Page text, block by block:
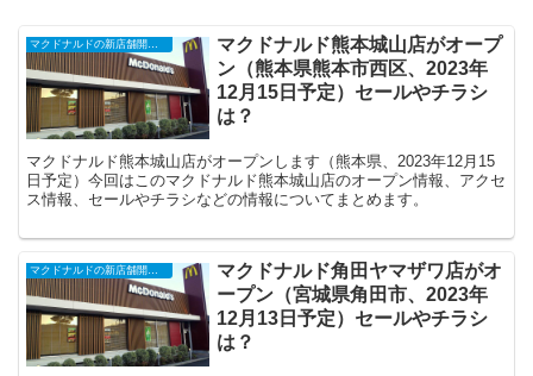
マクドナルド熊本城山店がオープ
ン（熊本県熊本市西区、2023年
12月15日予定）セールやチラシ
は？
マクドナルド熊本城山店がオープンします（熊本県、2023年12月15
日予定）今回はこのマクドナルド熊本城山店のオープン情報、アクセ
ス情報、セールやチラシなどの情報についてまとめます。
マクドナルドの新店舗開店・閉店・オープンセール（2025年）
マクドナルド角田ヤマザワ店がオ
ープン（宮城県角田市、2023年
12月13日予定）セールやチラシ
は？